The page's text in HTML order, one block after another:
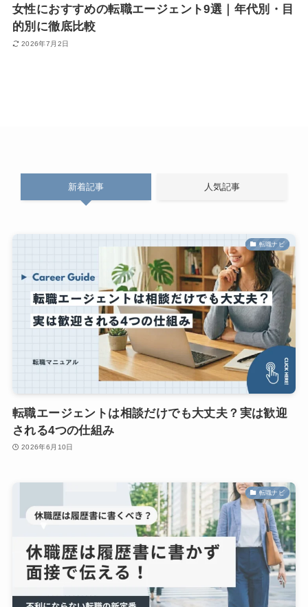
女性におすすめの転職エージェント9選｜年代別・目
的別に徹底比較
2026年7月2日
新着記事 人気記事
転職ナビ
転職エージェントは相談だけでも大丈夫？実は歓迎
される4つの仕組み
2026年6月10日
転職ナビ